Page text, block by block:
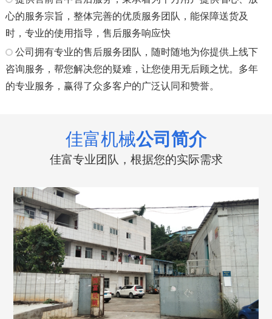
心的服务宗旨，整体完善的优质服务团队，能保障送货及
时，专业的使用指导，售后服务响应快
公司拥有专业的售后服务团队，随时随地为你提供上线下
咨询服务，帮您解决您的疑难，让您使用无后顾之忧。多年
的专业服务，赢得了众多客户的广泛认同和赞誉。
佳富机械公司简介
佳富专业团队，根据您的实际需求